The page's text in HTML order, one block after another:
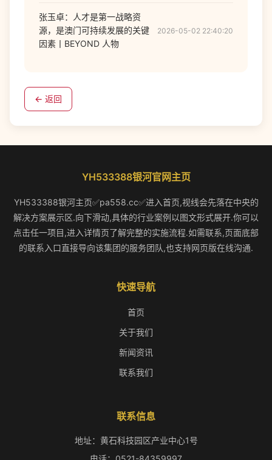
张玉卓：人才是第一战略资
源，是澳门可持续发展的关键
因素丨BEYOND 人物
2026-05-02 22:40:20
← 返回
YH533388银河官网主页
YH533388银河主页✅pa558.cc✅进入首页,视线会先落在中央的
解决方案展示区.向下滑动,具体的行业案例以图文形式展开.你可以
点击任一项目,进入详情页了解完整的实施流程.如需联系,页面底部
的联系入口直接导向该集团的服务团队,也支持网页版在线沟通.
快速导航
首页
关于我们
新闻资讯
联系我们
联系信息
地址：黄石科技园区产业中心1号